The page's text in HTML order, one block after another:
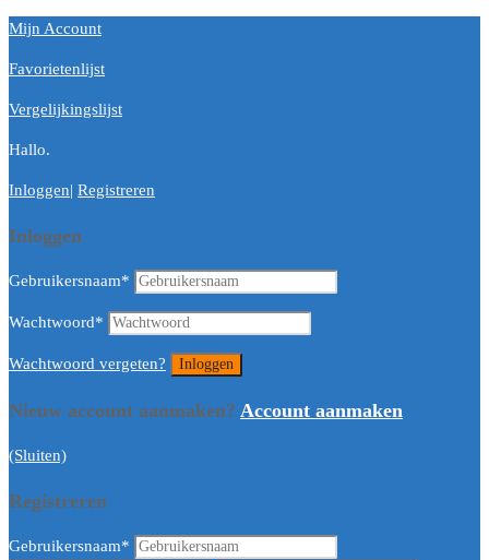
Mijn Account
Favorietenlijst
Vergelijkingslijst
Hallo.
Inloggen| Registreren
Inloggen
Gebruikersnaam*
Wachtwoord*
Wachtwoord vergeten?
Nieuw account aanmaken? Account aanmaken
(Sluiten)
Registreren
Gebruikersnaam*